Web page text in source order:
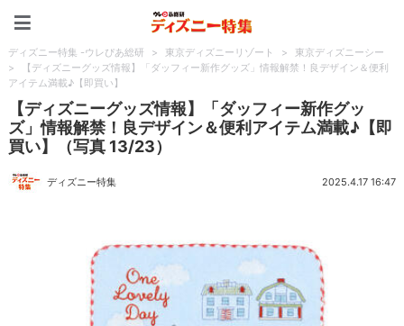
ディズニー特集 -ウレぴあ総研 > 東京ディズニーリゾート >
東京ディズニーシー
>
【ディズニーグッズ情報】「ダッフィー新作グッズ」情報解禁！良デザイン＆便利
アイテム満載♪【即買い】
【ディズニーグッズ情報】「ダッフィー新作グッ
ズ」情報解禁！良デザイン＆便利アイテム満載♪【即
買い】（写真 13/23）
ディズニー特集 2025.4.17 16:47